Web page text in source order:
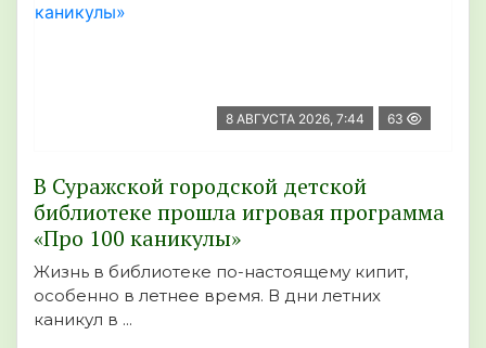
8 АВГУСТА 2026, 7:44 63
В Суражской городской детской
библиотеке прошла игровая программа
«Про 100 каникулы»
Жизнь в библиотеке по-настоящему кипит,
особенно в летнее время. В дни летних
каникул в ...